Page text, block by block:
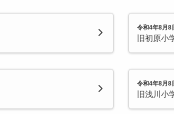
令和4年8月8
旧初原小
令和4年8月8
旧浅川小